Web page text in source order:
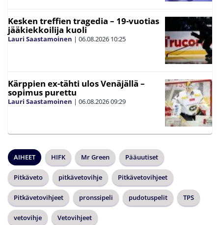
Kesken treffien tragedia – 19-vuotias
jääkiekkoilija kuoli
Lauri Saastamoinen | 06.08.2026 10:25
Kärppien ex-tähti ulos Venäjällä –
sopimus purettu
Lauri Saastamoinen | 06.08.202609:29
AIHEET HIFK Mr Green Pääuutiset
Pitkäveto pitkävetovihje Pitkävetovihjeet
Pitkävetovihjeet pronssipeli pudotuspelit TPS
vetovihje Vetovihjeet